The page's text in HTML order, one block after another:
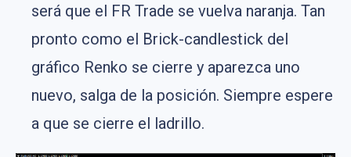
será que el FR Trade se vuelva naranja. Tan
pronto como el Brick-candlestick del
gráfico Renko se cierre y aparezca uno
nuevo, salga de la posición. Siempre espere
a que se cierre el ladrillo.